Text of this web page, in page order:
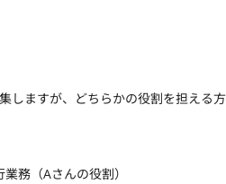
しますが、どちらかの役割を担える方
務（Aさんの役割）